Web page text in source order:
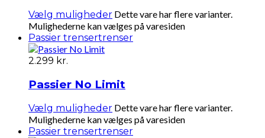
Vælg muligheder Dette vare har flere varianter.
Mulighederne kan vælges på varesiden
Passier trensertrenser
2.299 kr.
Passier No Limit
Vælg muligheder Dette vare har flere varianter.
Mulighederne kan vælges på varesiden
Passier trensertrenser